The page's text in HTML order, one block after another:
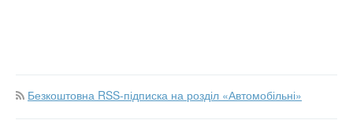
Безкоштовна RSS-підписка на розділ «Автомобільні»